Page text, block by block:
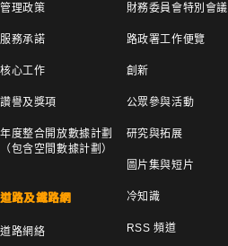
管理政策
服務承諾
核心工作
讚譽及獎項
年度整合開放數據計劃
（包含空間數據計劃）
道路及鐵路網
道路網絡
財務委員會特別會議
路政署工作便覽
創新
公眾參與活動
研究與拓展
圖片集與短片
冷知識
RSS 頻道